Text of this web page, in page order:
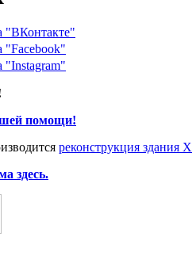
"ВКонтакте"
"Facebook"
"Instagram"
помощи!
реконструкция здания
здесь.